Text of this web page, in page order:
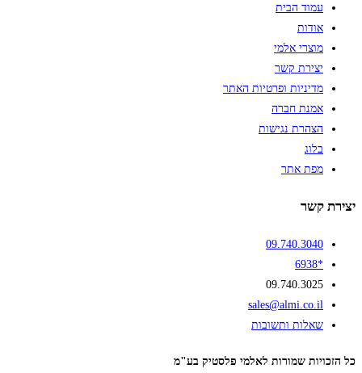
עמוד הבית
אודות
מוצרי אלמי
יצירת קשר
מדיניות ופרטיות האתר
אמנת חברה
הצהרת נגישות
בלוג
מפת אתר
יצירת קשר
09.740.3040
*6938
09.740.3025
sales@almi.co.il
שאלות ותשובות
כל הזכויות שמורות לאלמי פלסטיק בע"מ